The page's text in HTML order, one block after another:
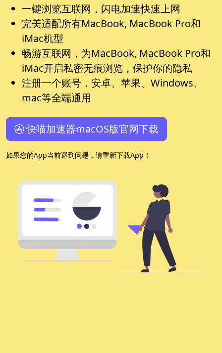
一键浏览互联网，闪电加速快速上网
完美适配所有MacBook, MacBook Pro和
iMac机型
畅游互联网，为MacBook, MacBook Pro和
iMac开启私密无痕浏览，保护你的隐私
注册一个账号，安卓、苹果、Windows、
mac等全端通用
快喵加速器macOS版官网下载
如果您的App当前遇到问题，请重新下载App！